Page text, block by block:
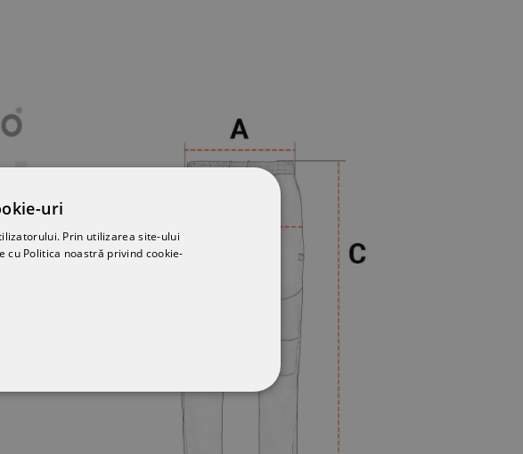
uri
Prin utilizarea site-ului
cu Politica noastră privind cookie-
DE FUNCŢIONALITATE